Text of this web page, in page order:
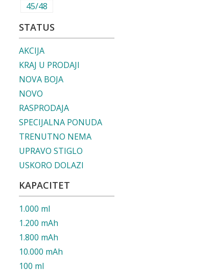
45/48
STATUS
AKCIJA
KRAJ U PRODAJI
NOVA BOJA
NOVO
RASPRODAJA
SPECIJALNA PONUDA
TRENUTNO NEMA
UPRAVO STIGLO
USKORO DOLAZI
KAPACITET
1.000 ml
1.200 mAh
1.800 mAh
10.000 mAh
100 ml